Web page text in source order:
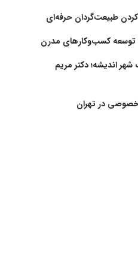
طبیعت‌گردان حرفه‌ای
توسعه کسب‌وکارهای مدرن
اندیشه؛ دکتر مریم
در تهران